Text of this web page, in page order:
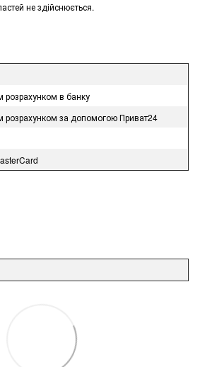
не здійснюється.
розрахунком в банку
розрахунком за допомогою Приват24